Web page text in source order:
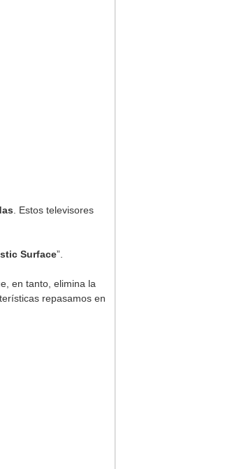
. Estos televisores
Surface”.
en tanto, elimina la
repasamos en